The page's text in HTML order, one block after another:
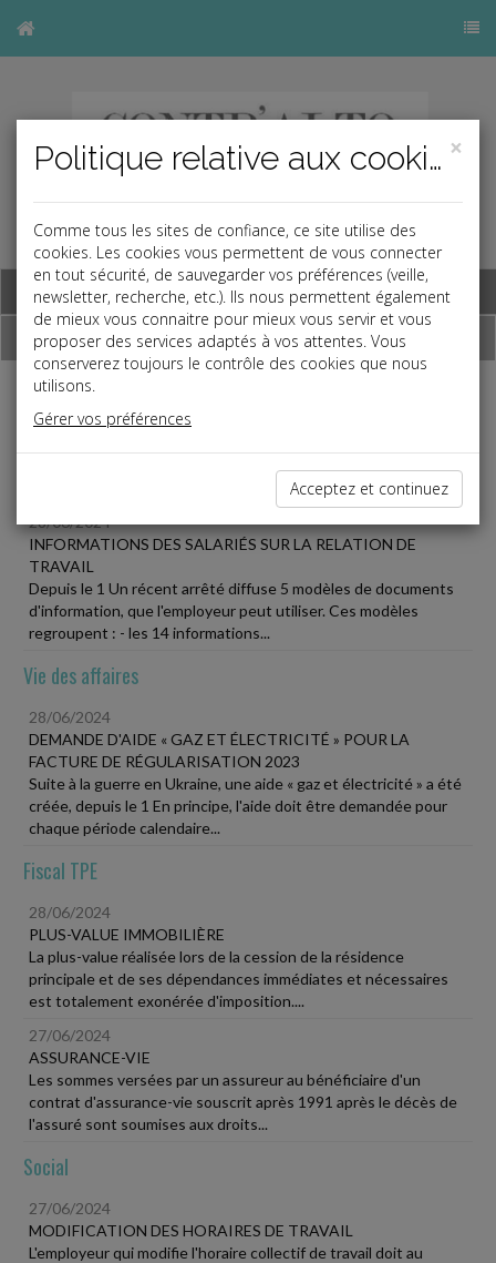
Base documentaire
Dépêches
Liste des dernières dépêches
28/06/2024
INFORMATIONS DES SALARIÉS SUR LA RELATION DE
TRAVAIL
Depuis le 1 Un récent arrêté diffuse 5 modèles de documents
d'information, que l'employeur peut utiliser. Ces modèles
regroupent : - les 14 informations...
Vie des affaires
28/06/2024
DEMANDE D'AIDE « GAZ ET ÉLECTRICITÉ » POUR LA
FACTURE DE RÉGULARISATION 2023
Suite à la guerre en Ukraine, une aide « gaz et électricité » a été
créée, depuis le 1 En principe, l'aide doit être demandée pour
chaque période calendaire...
Fiscal TPE
28/06/2024
PLUS-VALUE IMMOBILIÈRE
La plus-value réalisée lors de la cession de la résidence
principale et de ses dépendances immédiates et nécessaires
est totalement exonérée d'imposition....
27/06/2024
ASSURANCE-VIE
Les sommes versées par un assureur au bénéficiaire d'un
contrat d'assurance-vie souscrit après 1991 après le décès de
l'assuré sont soumises aux droits...
Social
27/06/2024
MODIFICATION DES HORAIRES DE TRAVAIL
L'employeur qui modifie l'horaire collectif de travail doit au
×
Politique relative aux cookies
Comme tous les sites de confiance, ce site utilise des
cookies. Les cookies vous permettent de vous connecter
en tout sécurité, de sauvegarder vos préférences (veille,
newsletter, recherche, etc.). Ils nous permettent également
de mieux vous connaitre pour mieux vous servir et vous
proposer des services adaptés à vos attentes. Vous
conserverez toujours le contrôle des cookies que nous
utilisons.
Gérer vos préférences
Acceptez et continuez